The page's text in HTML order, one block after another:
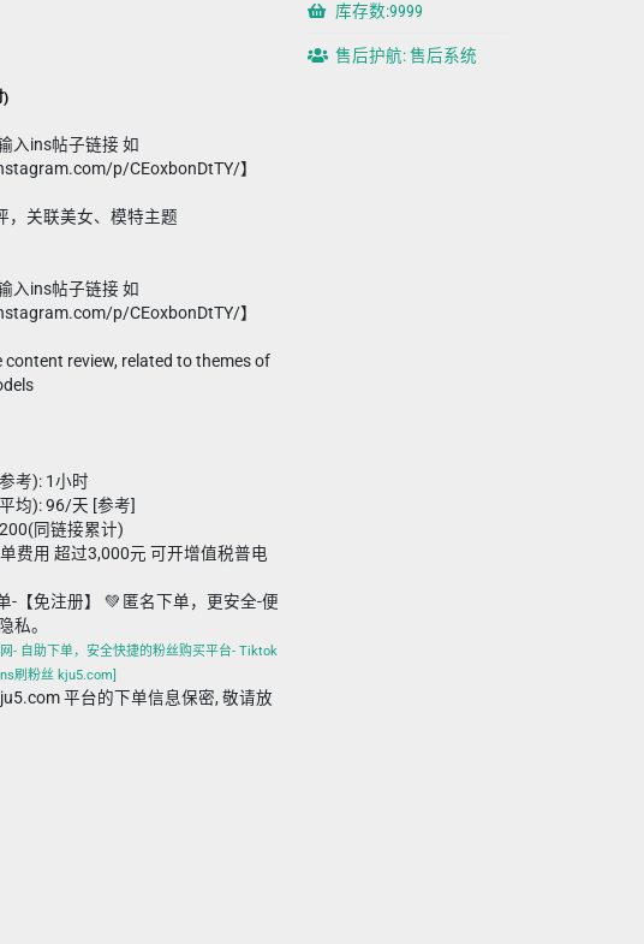
)
入ins帖子链接 如
p/CEoxbonDtTY/】
，关联美女、模特主题
入ins帖子链接 如
p/CEoxbonDtTY/】
content review, related to themes of
考): 1小时
均): 96/天 [参考]
同链接累计)
费用 超过3,000元 可开增值税普电
-【免注册】 💚 匿名下单，更安全-便
私。
- 自助下单，安全快捷的粉丝购买平台- Tiktok
刷粉丝 kju5.com]
平台的下单信息保密, 敬请放
库存数:9999
售后护航: 售后系统